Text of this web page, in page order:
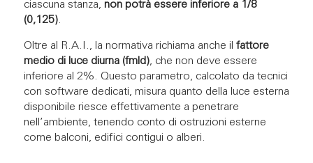
ciascuna stanza, non potrà essere inferiore a 1/8
(0,125).
Oltre al R.A.I., la normativa richiama anche il fattore
medio di luce diurna (fmld), che non deve essere
inferiore al 2%. Questo parametro, calcolato da tecnici
con software dedicati, misura quanto della luce esterna
disponibile riesce effettivamente a penetrare
nell’ambiente, tenendo conto di ostruzioni esterne
come balconi, edifici contigui o alberi.